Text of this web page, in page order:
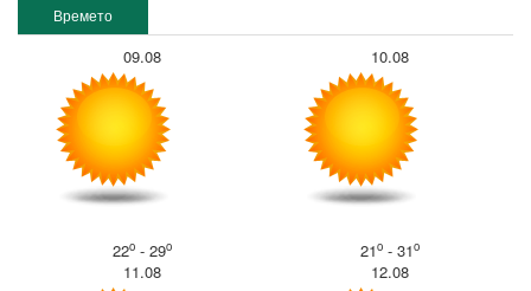
Времето
09.08
22o- 29o
10.08
21o- 31o
11.08 12.08